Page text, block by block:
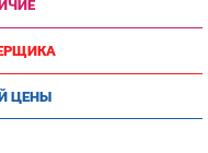
и до ТК -бесплатна.